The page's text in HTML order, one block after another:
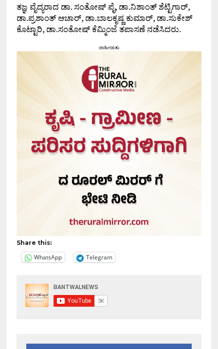
ತಜ್ಞ ವೈದ್ಯರಾದ ಡಾ. ಸಂತೋಷ್ ಪೈ, ಡಾ.ನಿಶಾಂತ್ ಶೆಟ್ಟಿಗಾರ್,
ಡಾ.ಪ್ರಶಾಂತ್ ಆಚಾರ್, ಡಾ.ಬಾಲಕೃಷ್ಣ ಕುಮಾರ್, ಡಾ.ಸುಕೇಶ್
ಕೊಟ್ಟಾರಿ, ಡಾ.ಸಂತೋಷ್ ಕೆಮ್ಮಿಂಜೆ ತಪಾಸಣೆ ನಡೆಸಿದರು.
ಜಾಹೀರಾತು
Share this:
WhatsApp Telegram